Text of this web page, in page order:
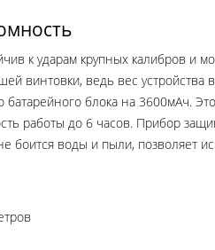
к ударам крупных калибров и
винтовки, ведь вес
блока на 3600мАч.
работы до 6 часов. Прибор
боится воды и пыли, позволяет